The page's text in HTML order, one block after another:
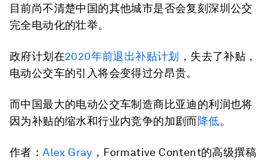
目前尚不清楚中国的其他城市是否会复刻深圳公交
完全电动化的壮举。
政府计划在2020年前退出补贴计划
，失去了补贴，
电动公交车的引入将会变得过分昂贵。
而中国最大的电动公交车制造商比亚迪的利润也将
因为补贴的缩水和行业内竞争的加剧而降低。
作者：Alex Gray ，Formative Content的高级撰稿